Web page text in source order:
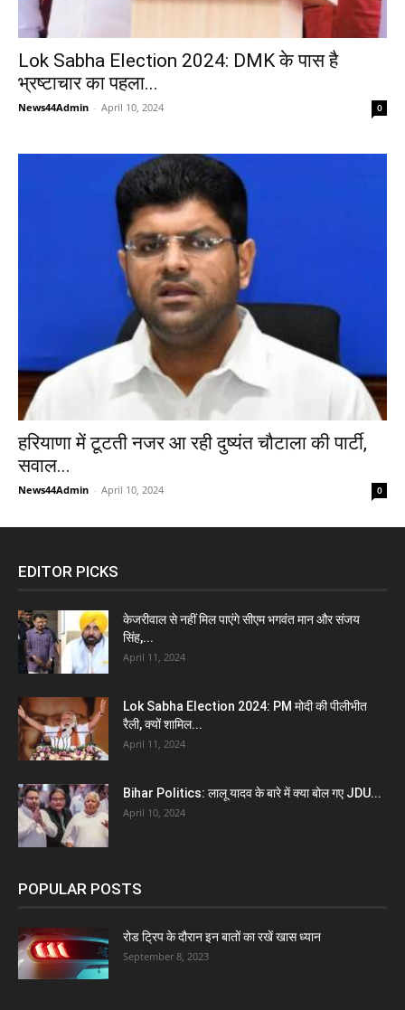
Lok Sabha Election 2024: DMK के पास है
भ्रष्टाचार का पहला...
News44Admin - April 10, 2024 0
हरियाणा में टूटती नजर आ रही दुष्यंत चौटाला की पार्टी,
सवाल...
News44Admin - April 10, 2024 0
EDITOR PICKS
केजरीवाल से नहीं मिल पाएंगे सीएम भगवंत मान और संजय
सिंह,...
April 11, 2024
Lok Sabha Election 2024: PM मोदी की पीलीभीत
रैली, क्यों शामिल...
April 11, 2024
Bihar Politics: लालू यादव के बारे में क्या बोल गए JDU...
April 10, 2024
POPULAR POSTS
रोड ट्रिप के दौरान इन बातों का रखें खास ध्यान
September 8, 2023